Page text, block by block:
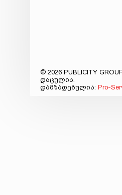
© 2026 PUBLICITY
დაცულია.
დამზადებულია: Pro-